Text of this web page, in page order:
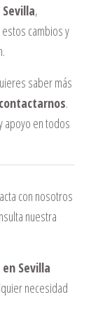
,
cambios y
saber más
contactarnos.
apoyo en todos
con nosotros
nuestra
Sevilla
necesidad